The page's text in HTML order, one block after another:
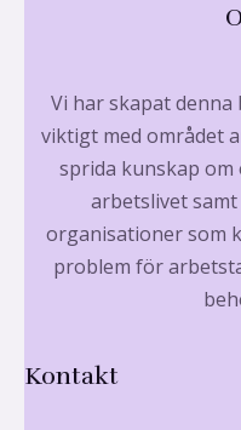
Vi har skapat
viktigt med området
sprida kunskap
arbetslivet
organisationer som
problem för
Kontakt